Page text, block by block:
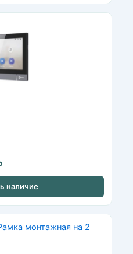
наличие